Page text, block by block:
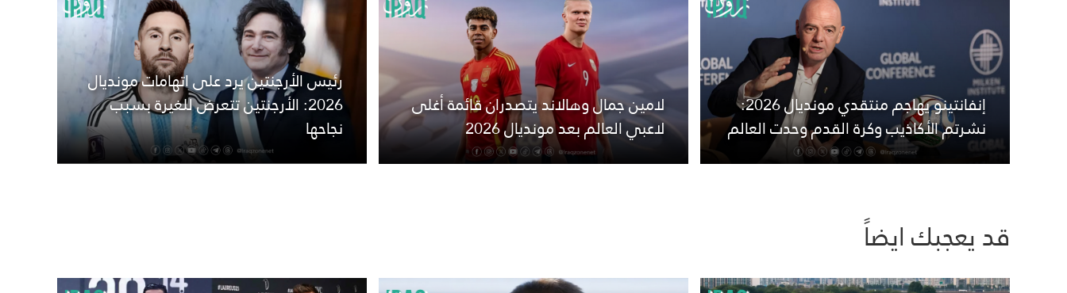
إنفانتينو يهاجم منتقدي مونديال 2026:
نشرتم الأكاذيب وكرة القدم وحدت العالم
لامين جمال وهالاند يتصدران قائمة أغلى
لاعبي العالم بعد مونديال 2026
رئيس الأرجنتين يرد على اتهامات مونديال
2026: الأرجنتين تتعرض للغيرة بسبب
نجاحها
قد يعجبك ايضاً